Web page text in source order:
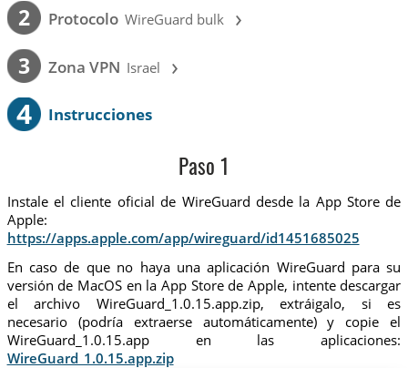
2 Protocolo WireGuard bulk ›
3 Zona VPN Israel ›
4 Instrucciones
Paso 1
Instale el cliente oficial de WireGuard desde la App Store de
Apple:
https://apps.apple.com/app/wireguard/id1451685025
En caso de que no haya una aplicación WireGuard para su
versión de MacOS en la App Store de Apple, intente descargar
el archivo WireGuard_1.0.15.app.zip, extráigalo, si es
necesario (podría extraerse automáticamente) y copie el
WireGuard_1.0.15.app en las aplicaciones:
WireGuard_1.0.15.app.zip